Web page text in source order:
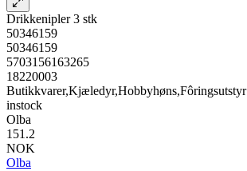
Drikkenipler 3 stk
50346159
50346159
5703156163265
18220003
Butikkvarer,Kjæledyr,Hobbyhøns,Fôringsutstyr
instock
Olba
151.2
NOK
Olba